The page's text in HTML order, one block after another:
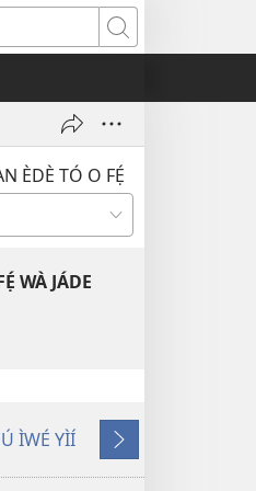
Wá
a
ÈDÈ TÓ O FẸ́
WÀ JÁDE
ÌWÉ YÌÍ
Èyí
Tó